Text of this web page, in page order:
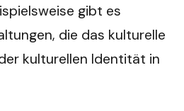
gibt es
die das kulturelle
kulturellen Identität in